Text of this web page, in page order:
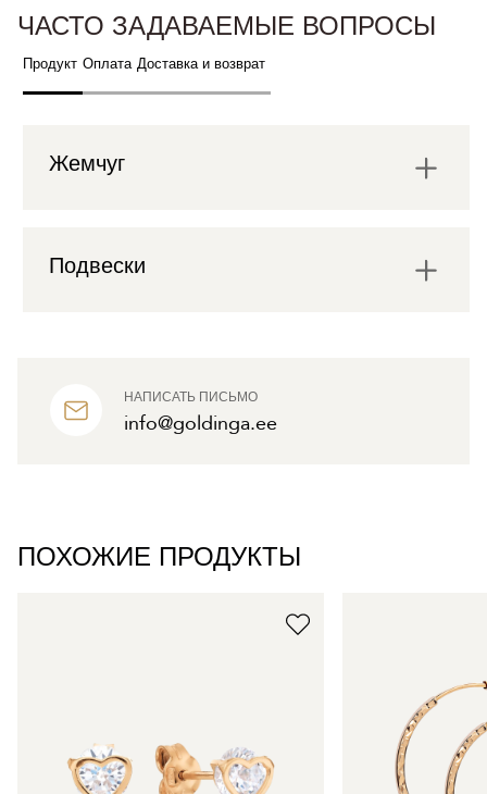
НАПИСАТЬ ПИСЬМО
info@goldinga.ee
ЧАСТО ЗАДАВАЕМЫЕ ВОПРОСЫ
Продукт Оплата Доставка и возврат
Жемчуг
Подвески
ПОХОЖИЕ ПРОДУКТЫ